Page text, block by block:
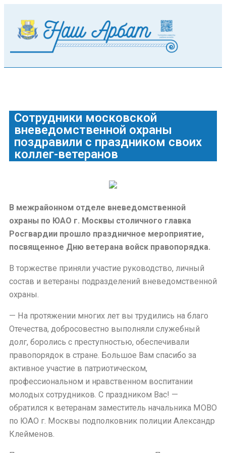
Сотрудники московской
вневедомственной охраны
поздравили с праздником своих
коллег-ветеранов
В межрайонном отделе вневедомственной
охраны по ЮАО г. Москвы столичного главка
Росгвардии прошло праздничное мероприятие,
посвященное Дню ветерана войск правопорядка.
В торжестве приняли участие руководство, личный
состав и ветераны подразделений вневедомственной
охраны.
— На протяжении многих лет вы трудились на благо
Отечества, добросовестно выполняли служебный
долг, боролись с преступностью, обеспечивали
правопорядок в стране. Большое Вам спасибо за
активное участие в патриотическом,
профессиональном и нравственном воспитании
молодых сотрудников. С праздником Вас! —
обратился к ветеранам заместитель начальника МОВО
по ЮАО г. Москвы подполковник полиции Александр
Клейменов.